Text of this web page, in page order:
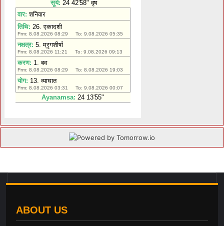
ABOUT US